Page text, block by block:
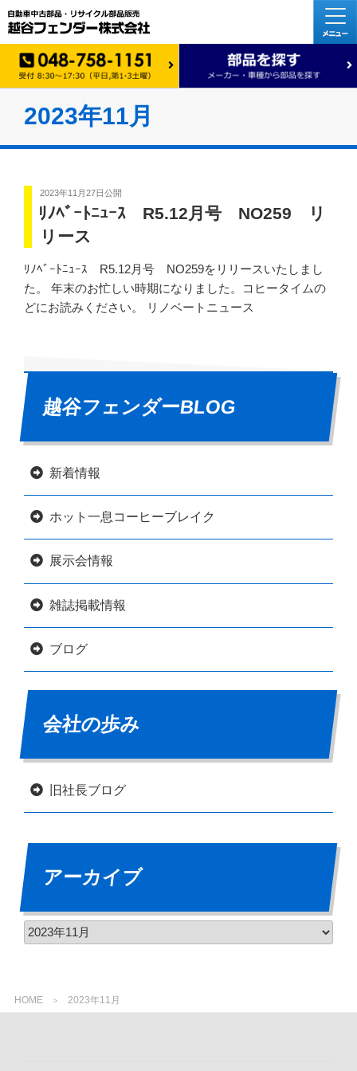
HOME 2023年11月
2023年11月
2023年11月27日公開
ﾘﾉﾍﾞｰﾄﾆｭｰｽ R5.12月号 NO259 リ
リース
ﾘﾉﾍﾞｰﾄﾆｭｰｽ R5.12月号 NO259をリリースいたしまし
た。 年末のお忙しい時期になりました。コヒータイムの
どにお読みください。 リノベートニュース
越谷フェンダーBLOG
新着情報
ホット一息コーヒーブレイク
展示会情報
雑誌掲載情報
ブログ
会社の歩み
旧社長ブログ
アーカイブ